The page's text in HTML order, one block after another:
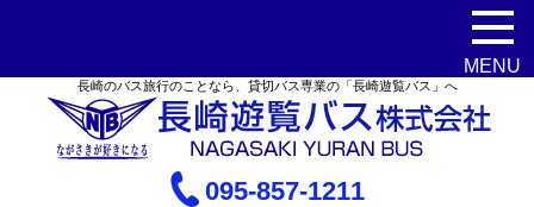
長崎のバス旅行のことなら、貸切バス専業の「長崎遊覧バス」へ
095-857-1211